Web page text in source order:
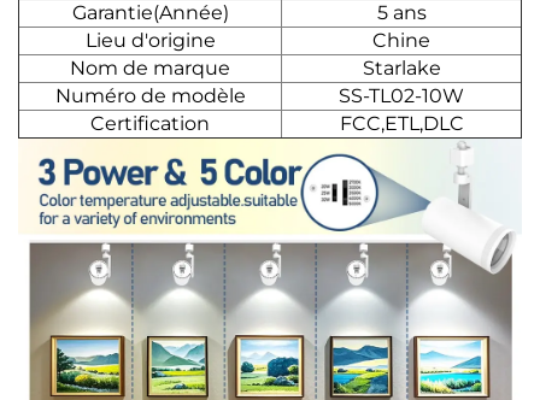
Garantie(Année)
5 ans
Lieu d'origine
Chine
Nom de marque
Starlake
Numéro de modèle
SS-TL02-10W
Certification
FCC,ETL,DLC